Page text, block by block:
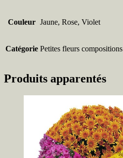
Couleur Jaune, Rose, Violet
Catégorie Petites fleurs compositions
Produits apparentés